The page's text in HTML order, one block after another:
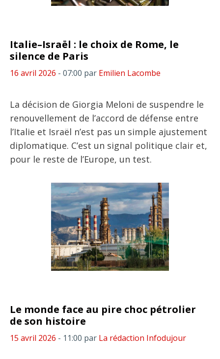
Italie–Israël : le choix de Rome, le
silence de Paris
16 avril 2026 - 07:00 par Emilien Lacombe
La décision de Giorgia Meloni de suspendre le
renouvellement de l’accord de défense entre
l’Italie et Israël n’est pas un simple ajustement
diplomatique. C’est un signal politique clair et,
pour le reste de l’Europe, un test.
Le monde face au pire choc pétrolier
de son histoire
15 avril 2026 - 11:00 par La rédaction Infodujour